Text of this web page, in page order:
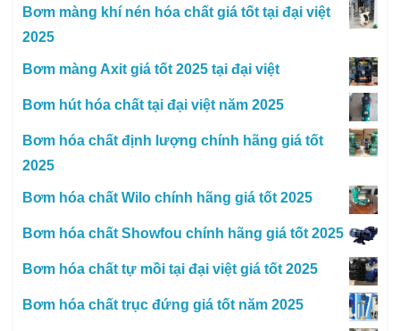
Bơm màng khí nén hóa chất giá tốt tại đại việt
2025
Bơm màng Axit giá tốt 2025 tại đại việt
Bơm hút hóa chất tại đại việt năm 2025
Bơm hóa chất định lượng chính hãng giá tốt
2025
Bơm hóa chất Wilo chính hãng giá tốt 2025
Bơm hóa chất Showfou chính hãng giá tốt 2025
Bơm hóa chất tự mồi tại đại việt giá tốt 2025
Bơm hóa chất trục đứng giá tốt năm 2025